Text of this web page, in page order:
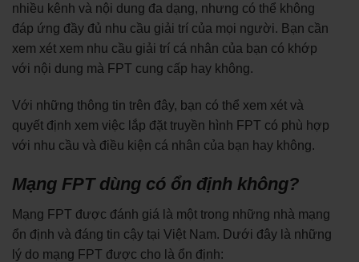
nhiều kênh và nội dung đa dạng, nhưng có thể không
đáp ứng đầy đủ nhu cầu giải trí của mọi người. Bạn cần
xem xét xem nhu cầu giải trí cá nhân của bạn có khớp
với nội dung mà FPT cung cấp hay không.
Với những thông tin trên đây, bạn có thể xem xét và
quyết định xem việc lắp đặt truyền hình FPT có phù hợp
với nhu cầu và điều kiện cá nhân của bạn hay không.
Mạng FPT dùng có ổn định không?
Mạng FPT được đánh giá là một trong những nhà mạng
ổn định và đáng tin cậy tại Việt Nam. Dưới đây là những
lý do mạng FPT được cho là ổn định: